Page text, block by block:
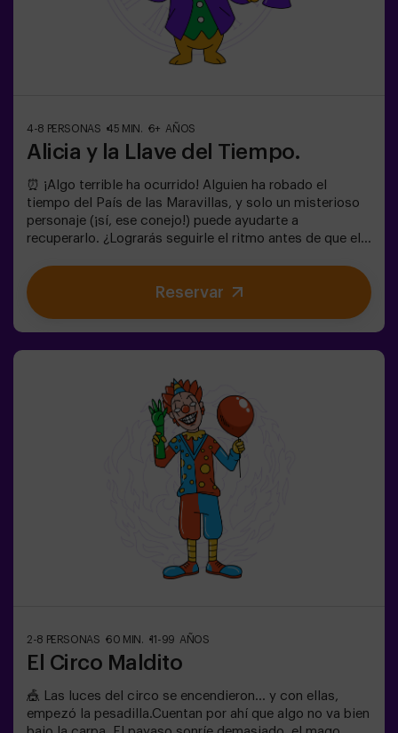
4-8 PERSONAS 45 MIN. 6+ AÑOS
Alicia y la Llave del Tiempo.
⏰ ¡Algo terrible ha ocurrido! Alguien ha robado el
tiempo del País de las Maravillas, y solo un misterioso
personaje (¡sí, ese conejo!) puede ayudarte a
recuperarlo. ¿Lograrás seguirle el ritmo antes de que el
room mágico y familiar, vivirás una aventura donde:✔
Resolverás enigmas divertidos (¡como los del
Sombrerero Loco!).✔ Explorarás el Jardín Secreto de la
infantiles🎂 Además del juego, puedes reservar nuestra
sala de meriendas.👩‍🏫 Monitor incluido únicamente
con el pack de cumpleaños.👧 Edad: +6 años (dificultad
baja, perfecto para pequeños aventureros).⚠️ Aviso:
Pasos estrechos en algunas zonas.
Reservar
2-8 PERSONAS 60 MIN. 11-99 AÑOS
El Circo Maldito
🎪 Las luces del circo se encendieron… y con ellas,
empezó la pesadilla.Cuentan por ahí que algo no va bien